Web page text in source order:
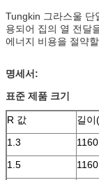
Tungkin 그라스울 단
용되어 집의 열 전달
에너지 비용을 절약
명세서:
표준 제품 크기
R 값 길이
1.3
1160
1.5
1160